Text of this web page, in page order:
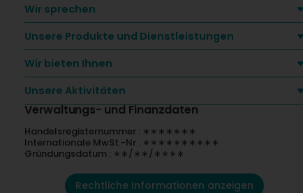
Wir sprechen
Unsere Produkte und Dienstleistungen
Wir bieten Ihnen
Unsere Aktivitäten
Verwaltungs- und Finanzdaten
Handelsregisternummer : ∗∗∗∗∗∗∗
Internationale MwSt.-Nr : ∗∗∗∗∗∗∗∗∗∗
Gründungsdatum : ∗∗/∗∗/∗∗∗∗
Rechtliche Informationen anzeigen